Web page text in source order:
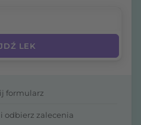
formularz
odbierz zalecenia